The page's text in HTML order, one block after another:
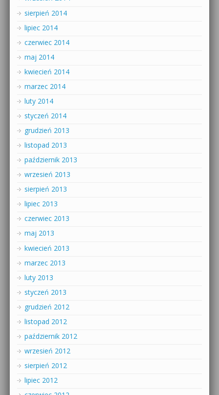
sierpień 2014
lipiec 2014
czerwiec 2014
maj 2014
kwiecień 2014
marzec 2014
luty 2014
styczeń 2014
grudzień 2013
listopad 2013
październik 2013
wrzesień 2013
sierpień 2013
lipiec 2013
czerwiec 2013
maj 2013
kwiecień 2013
marzec 2013
luty 2013
styczeń 2013
grudzień 2012
listopad 2012
październik 2012
wrzesień 2012
sierpień 2012
lipiec 2012